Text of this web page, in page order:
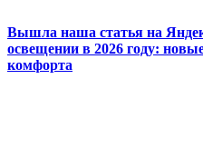
Вышла наша статья на
освещении в 2026 году:
комфорта